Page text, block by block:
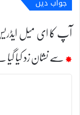
جواب دیں
آپ کا ای میل
*سے نشان زد کیا
ت